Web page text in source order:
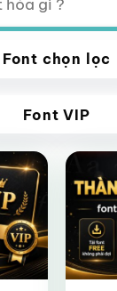
Font chọn lọc
Font VIP
Giảm giá!